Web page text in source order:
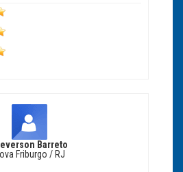
Barreto
Friburgo / RJ